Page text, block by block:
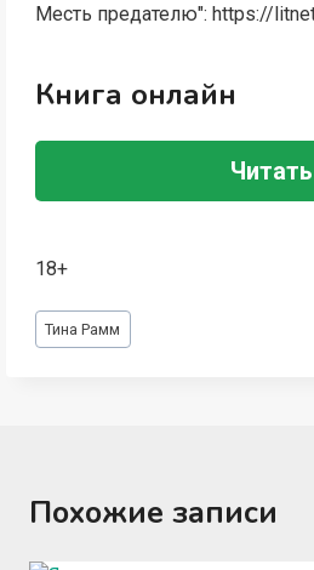
Месть предателю": https://
Книга онлайн
Читать
18+
Метки
записи:
Тина Рамм
Похожие записи